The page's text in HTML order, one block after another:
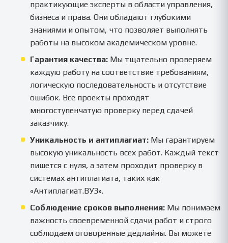
практикующие эксперты в области управления,
бизнеса и права. Они обладают глубокими
знаниями и опытом, что позволяет выполнять
работы на высоком академическом уровне.
Гарантия качества: Мы тщательно проверяем
каждую работу на соответствие требованиям,
логическую последовательность и отсутствие
ошибок. Все проекты проходят
многоступенчатую проверку перед сдачей
заказчику.
Уникальность и антиплагиат: Мы гарантируем
высокую уникальность всех работ. Каждый текст
пишется с нуля, а затем проходит проверку в
системах антиплагиата, таких как
«Антиплагиат.ВУЗ».
Соблюдение сроков выполнения: Мы понимаем
важность своевременной сдачи работ и строго
соблюдаем оговоренные дедлайны. Вы можете